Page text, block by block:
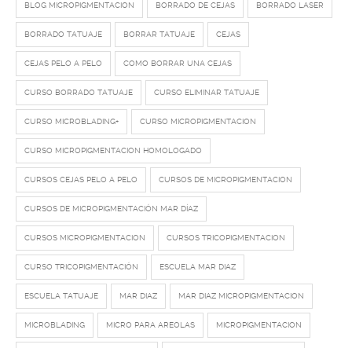
BLOG MICROPIGMENTACION BORRADO DE CEJAS BORRADO LASER
BORRADO TATUAJE BORRAR TATUAJE CEJAS
CEJAS PELO A PELO COMO BORRAR UNA CEJAS
CURSO BORRADO TATUAJE CURSO ELIMINAR TATUAJE
CURSO MICROBLADING+ CURSO MICROPIGMENTACION
CURSO MICROPIGMENTACION HOMOLOGADO
CURSOS CEJAS PELO A PELO CURSOS DE MICROPIGMENTACION
CURSOS DE MICROPIGMENTACIÓN MAR DÍAZ
CURSOS MICROPIGMENTACION CURSOS TRICOPIGMENTACION
CURSO TRICOPIGMENTACIÓN ESCUELA MAR DIAZ
ESCUELA TATUAJE MAR DIAZ MAR DIAZ MICROPIGMENTACION
MICROBLADING MICRO PARA AREOLAS MICROPIGMENTACION